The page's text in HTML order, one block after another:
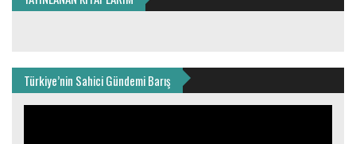
Türkiye’nin Sahici Gündemi Barış